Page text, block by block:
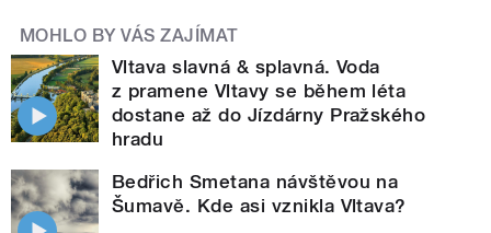
MOHLO BY VÁS ZAJÍMAT
Vltava slavná & splavná. Voda
z pramene Vltavy se během léta
dostane až do Jízdárny Pražského
hradu
Bedřich Smetana návštěvou na
Šumavě. Kde asi vznikla Vltava?